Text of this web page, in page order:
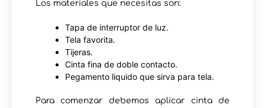
Los materiales que necesitas son:
Tapa de interruptor de luz.
Tela favorita.
Tijeras.
Cinta fina de doble contacto.
Pegamento liquido que sirva para tela.
Para comenzar debemos aplicar cinta de